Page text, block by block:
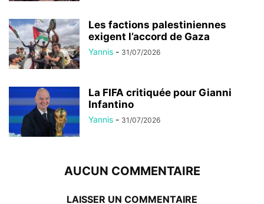
Les factions palestiniennes
exigent l’accord de Gaza
Yannis - 31/07/2026
La FIFA critiquée pour Gianni
Infantino
Yannis - 31/07/2026
AUCUN COMMENTAIRE
LAISSER UN COMMENTAIRE